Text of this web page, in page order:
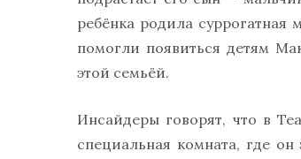
ребёнка родила суррогатная
помогли появиться детям
этой семьёй.
Инсайдеры говорят, что в
специальная комната, где